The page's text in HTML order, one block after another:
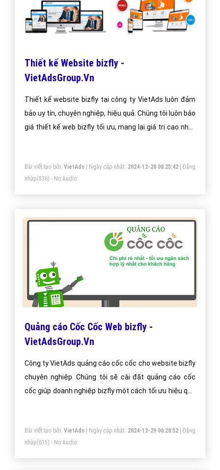
Thiết kế Website bizfly -
VietAdsGroup.Vn
Thiết kế website bizfly tại công ty VietAds luôn đảm
bảo uy tín, chuyên nghiệp, hiệu quả. Chúng tôi luôn báo
giá thiết kế web bizfly tối ưu, mang lại giá trị cao nhất
Bài viết tạo bởi: VietAds| Ngày cập nhật: 2024-12-28 08:25:42|Đăng
nhập(836) - No Audio
Quảng cáo Cốc Cốc Web bizfly -
VietAdsGroup.Vn
Công ty VietAds quảng cáo cốc cốc cho website bizfly
chuyên nghiệp. Chúng tôi sẽ cài đặt quảng cáo cốc
cốc giúp doanh nghiệp bizfly một cách tối ưu hiệu quả
Bài viết tạo bởi: VietAds| Ngày cập nhật: 2024-12-29 06:28:52|Đăng
nhập(615) - No Audio